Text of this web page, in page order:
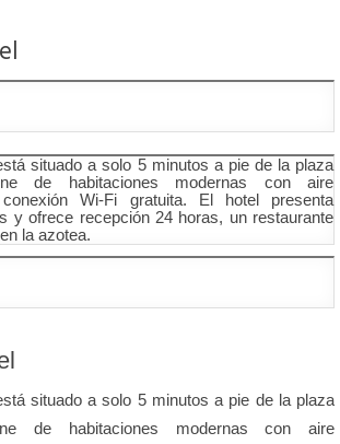
situado a solo 5 minutos a pie de la plaza
de habitaciones modernas con aire
Wi-Fi gratuita. El hotel presenta
y ofrece recepción 24 horas, un restaurante
la azotea.
situado a solo 5 minutos a pie de la plaza
de habitaciones modernas con aire